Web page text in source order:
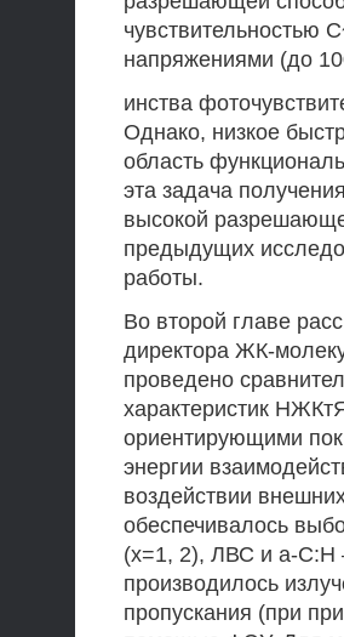
напряжениями (до
инства
Однако, низкое
область
эта задача
высокой
предыдущих
работы.
Во второй главе
директора ЖК-
проведено
характеристик
ориентирующими
энергии
воздействии
обеспечивалось
(х=1, 2), ЛВС и а-С:Н
производилось
пропускания (при